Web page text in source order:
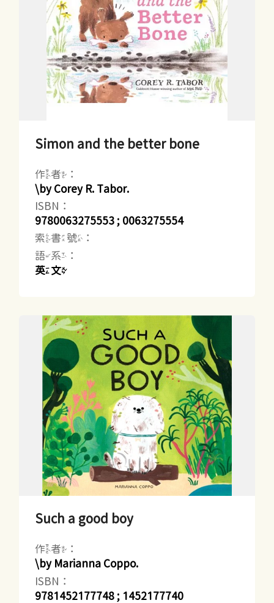
Simon and the better bone
作者：
\by Corey R. Tabor.
ISBN：
9780063275553 ; 0063275554
索書號：
語系：
英文
Such a good boy
作者：
\by Marianna Coppo.
ISBN：
9781452177748 ; 1452177740